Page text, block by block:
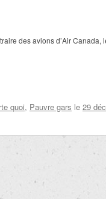
des avions d’Air Canada,
quoi, Pauvre gars le 29